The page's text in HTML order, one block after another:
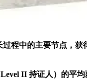
中的主要节点，获
II 持证人）的平均